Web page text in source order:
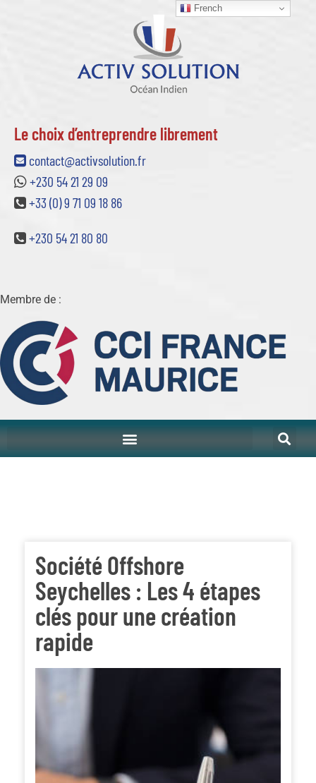
Le choix d’entreprendre librement
contact@activsolution.fr
+230 54 21 29 09
+33 (0) 9 71 09 18 86
+230 54 21 80 80
Membre de :
Société Offshore
Seychelles : Les 4 étapes
clés pour une création
rapide
French